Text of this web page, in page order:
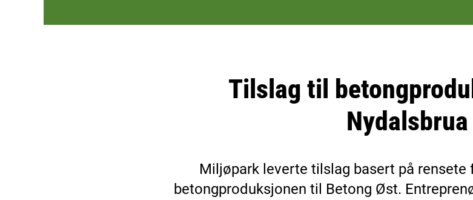
Tilslag til
Nydalsbrua
Miljøpark leverte tilslag basert på rensete
betongproduksjonen til Betong Øst.